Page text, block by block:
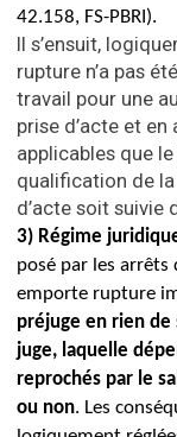
42.158, FS-PBRI).
Il s’ensuit,
rupture n’a pas
travail pour une
prise d’acte et
applicables que
qualification de
d’acte soit suivie
3) Régime
posé par les arrêts
emporte rupture
préjuge en rien
juge, laquelle
reprochés par le
ou non. Les